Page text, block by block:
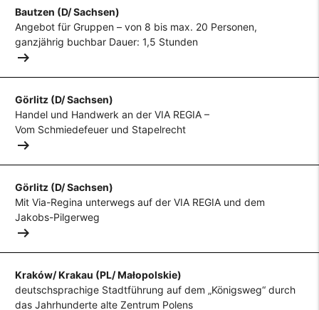
Bautzen (D/ Sachsen)
Angebot für Gruppen – von 8 bis max. 20 Personen,
ganzjährig buchbar Dauer: 1,5 Stunden
arrow_right_alt
Görlitz (D/ Sachsen)
Handel und Handwerk an der VIA REGIA –
Vom Schmiedefeuer und Stapelrecht
arrow_right_alt
Görlitz (D/ Sachsen)
Mit Via-Regina unterwegs auf der VIA REGIA und dem
Jakobs-Pilgerweg
arrow_right_alt
Kraków/ Krakau (PL/ Małopolskie)
deutschsprachige Stadtführung auf dem „Königsweg“ durch
das Jahrhunderte alte Zentrum Polens